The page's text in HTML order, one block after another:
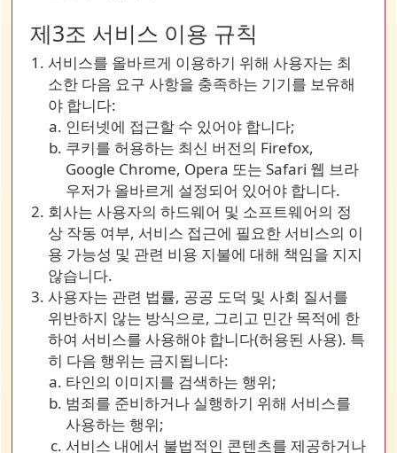
제3조 서비스 이용 규칙
서비스를 올바르게 이용하기 위해 사용자는 최
소한 다음 요구 사항을 충족하는 기기를 보유해
야 합니다:
인터넷에 접근할 수 있어야 합니다;
쿠키를 허용하는 최신 버전의 Firefox,
Google Chrome, Opera 또는 Safari 웹 브라
우저가 올바르게 설정되어 있어야 합니다.
회사는 사용자의 하드웨어 및 소프트웨어의 정
상 작동 여부, 서비스 접근에 필요한 서비스의 이
용 가능성 및 관련 비용 지불에 대해 책임을 지지
않습니다.
사용자는 관련 법률, 공공 도덕 및 사회 질서를
위반하지 않는 방식으로, 그리고 민간 목적에 한
하여 서비스를 사용해야 합니다(허용된 사용). 특
히 다음 행위는 금지됩니다:
타인의 이미지를 검색하는 행위;
범죄를 준비하거나 실행하기 위해 서비스를
사용하는 행위;
서비스 내에서 불법적인 콘텐츠를 제공하거나